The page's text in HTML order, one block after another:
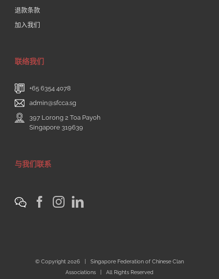
退款条款
加入我们
联络我们
+65 6354 4078
admin@sfcca.sg
397 Lorong 2 Toa Payoh
Singapore 319639
与我们联系
© Copyright 2026 | Singapore Federation of Chinese Clan
Associations | All Rights Reserved